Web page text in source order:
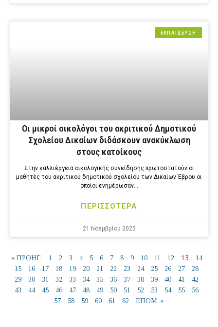
ΕΚΠΑΙΔΕΥΣΗ
Οι μικροί οικολόγοι του ακριτικού Δημοτικού
Σχολείου Δικαίων διδάσκουν ανακύκλωση
στους κατοίκους
Στην καλλιέργεια οικολογικής συνείδησης πρωτοστατούν οι
μαθητές του ακριτικού δημοτικού σχολείου των Δικαίων Έβρου οι
οποίοι ενημέρωσαν…
ΠΕΡΙΣΣΟΤΕΡΑ
21 Νοεμβρίου 2025
« ΠΡΟΗΓ. 1 2 3 4 5 6 7 8 9 10 11 12 13
14
15
16 17 18 19 20 21 22 23 24 25 26 27
28
29
30 31 32 33 34 35 36 37 38 39 40 41
42
43
44 45 46 47 48 49 50 51 52 53 54 55
56
57
58 59 60 61 62 ΕΠΟΜ. »